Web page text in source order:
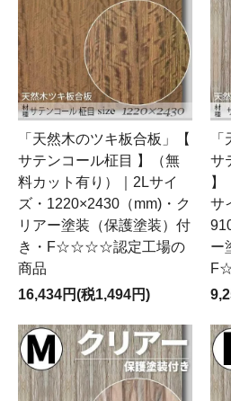
「天然木のツキ板合板」【
サテンコール柾目 】（無
料カット有り）｜2Lサイ
ズ・1220×2430（mm)・ク
リアー塗装（保護塗装）付
き・F☆☆☆☆認定工場の
商品
16,434円(税1,494円)
サ
】
サ
ー